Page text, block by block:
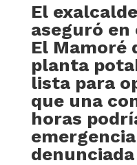
El
aseguró
El Mamoré
planta
lista para
que una
horas